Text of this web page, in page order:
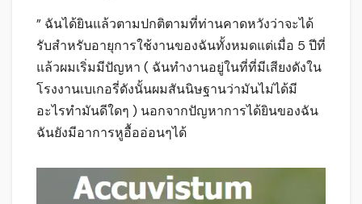
” ฉันได้ยินแล้วตามปกติตามที่ท่านคาดหวังว่าจะได้
รับสำหรับอายุการใช้งานของฉันทั้งหมดแต่เมื่อ 5 ปีที่
แล้วผมเริ่มมีปัญหา ( ฉันทำงานอยู่ในที่ที่มีเสียงดังใน
โรงงานเบเกอรี่ดังนั้นผมสันนิษฐานว่ามันไม่ได้มี
อะไรทำมันดีใดๆ ) นอกจากปัญหาการได้ยินของฉัน
ฉันยังมีอาการหูอื้ออ่อนๆได้